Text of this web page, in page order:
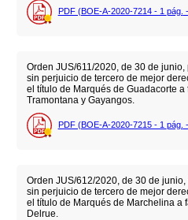
PDF (BOE-A-2020-7214 - 1 pág.
Orden JUS/611/2020, de 30 de
sin perjuicio de tercero de mejor
el título de Marqués de Guadacorte
Tramontana y Gayangos.
PDF (BOE-A-2020-7215 - 1 pág.
Orden JUS/612/2020, de 30 de
sin perjuicio de tercero de mejor
el título de Marqués de Marchelina a
Delrue.